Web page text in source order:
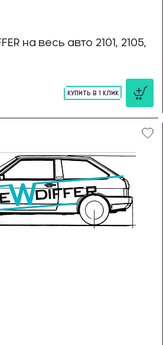
на весь авто 2101, 2105,
КУПИТЬ В 1 КЛИК